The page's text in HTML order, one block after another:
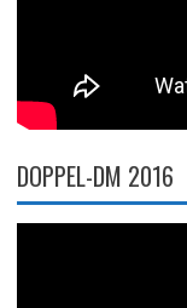
DOPPEL-DM 2016